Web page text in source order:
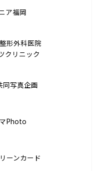
ア福岡
形外科医院
クリニック
同写真企画
Photo
ーンカード